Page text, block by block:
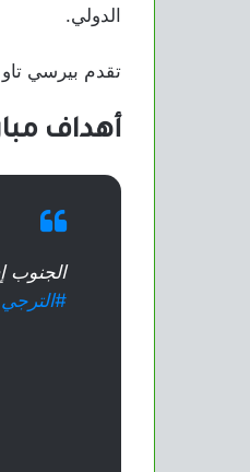
الدولي.
تقدم بيرسي تاو
أهداف
الجنوب
#الترجي